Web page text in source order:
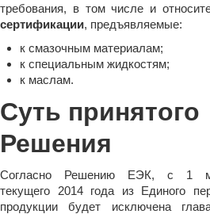
требования, в том числе и
сертификации, предъявляемые:
к смазочным материалам;
к специальным жидкостям;
к маслам.
Суть принятого
Решения
Согласно Решению ЕЭК, с 1
текущего 2014 года из Единого
продукции будет исключена